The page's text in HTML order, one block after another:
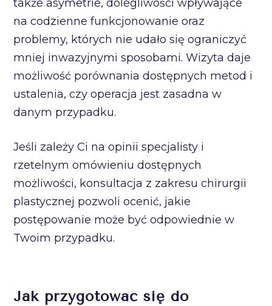
także asymetrie, dolegliwości wpływające
na codzienne funkcjonowanie oraz
problemy, których nie udało się ograniczyć
mniej inwazyjnymi sposobami. Wizyta daje
możliwość porównania dostępnych metod i
ustalenia, czy operacja jest zasadna w
danym przypadku.
Jeśli zależy Ci na opinii specjalisty i
rzetelnym omówieniu dostępnych
możliwości, konsultacja z zakresu chirurgii
plastycznej pozwoli ocenić, jakie
postępowanie może być odpowiednie w
Twoim przypadku.
Jak przygotować się do